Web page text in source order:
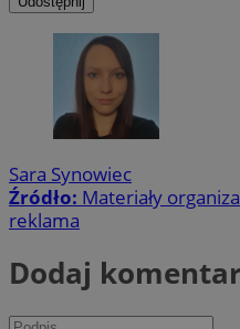
Sara Synowiec
Źródło: Materiały
reklama
Dodaj